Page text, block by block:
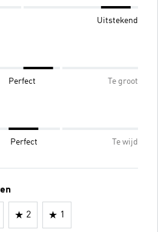
Uitstekend
Perfect Te groot
Perfect Te wijd
2 1